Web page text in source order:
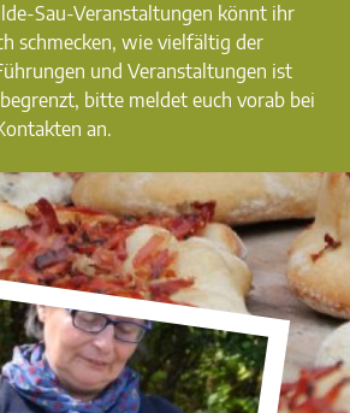
Sau-Veranstaltungen könnt ihr
schmecken, wie vielfältig der
und Veranstaltungen ist
bitte meldet euch vorab bei
an.